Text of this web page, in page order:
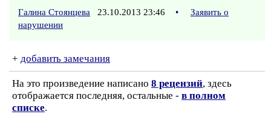
Галина Стоянцева 23.10.2013 23:46 •
Заявить о
нарушении
+ добавить замечания
На это произведение написано 8 рецензий, здесь
отображается последняя, остальные - в полном
списке.